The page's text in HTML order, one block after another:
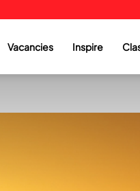
Vacancies Inspire